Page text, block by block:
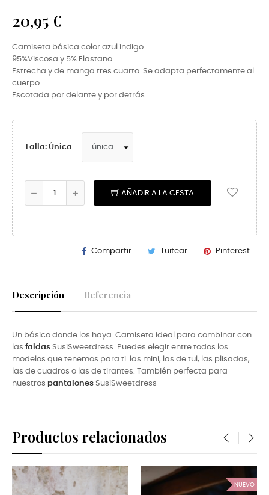
20,95 €
Camiseta básica color azul indigo
95%Viscosa y 5% Elastano
Estrecha y de manga tres cuarto. Se adapta perfectamente al
cuerpo
Escotada por delante y por detrás
Talla: Única
AÑADIR A LA CESTA
Compartir Tuitear Pinterest
Descripción Referencia
Un básico donde los haya. Camiseta ideal para combinar con
las faldas SusiSweetdress. Puedes elegir entre todos los
modelos que tenemos para ti: las mini, las de tul, las plisadas,
las de cuadros o las de tirantes. También perfecta para
nuestros pantalones SusiSweetdress
Productos relacionados
NUEVO